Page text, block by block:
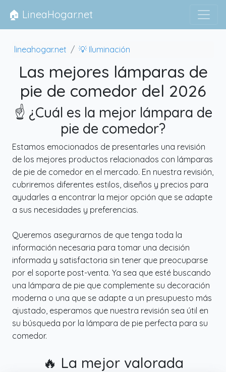
🏠 LineaHogar.net
lineahogar.net 💡 Iluminación
Las mejores lámparas de
pie de comedor del 2026
☝️ ¿Cuál es la mejor lámpara de
pie de comedor?
Estamos emocionados de presentarles una revisión
de los mejores productos relacionados con lámparas
de pie de comedor en el mercado. En nuestra revisión,
cubriremos diferentes estilos, diseños y precios para
ayudarles a encontrar la mejor opción que se adapte
a sus necesidades y preferencias.
Queremos asegurarnos de que tenga toda la
información necesaria para tomar una decisión
informada y satisfactoria sin tener que preocuparse
por el soporte post-venta. Ya sea que esté buscando
una lámpara de pie que complemente su decoración
moderna o una que se adapte a un presupuesto más
ajustado, esperamos que nuestra revisión sea útil en
su búsqueda por la lámpara de pie perfecta para su
comedor.
🔥 La mejor valorada